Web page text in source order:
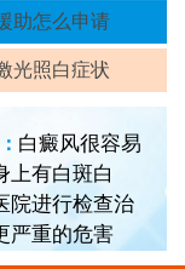
助怎么申请
光照白症状
白癜风很容易
上有白斑白
院进行检查治
严重的危害